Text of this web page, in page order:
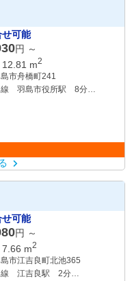
せ可能
円 ～
12.81 m2
市舟橋町241
線 羽島市役所駅 8分
せ可能
円 ～
7.66 m2
市江吉良町北池365
線 江吉良駅 2分